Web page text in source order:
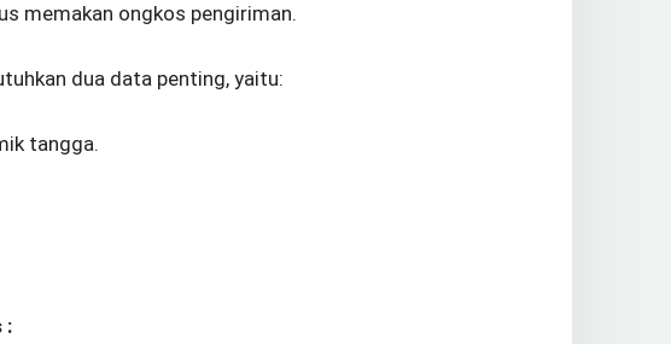
memakan ongkos pengiriman.
dua data penting, yaitu:
tangga.
: